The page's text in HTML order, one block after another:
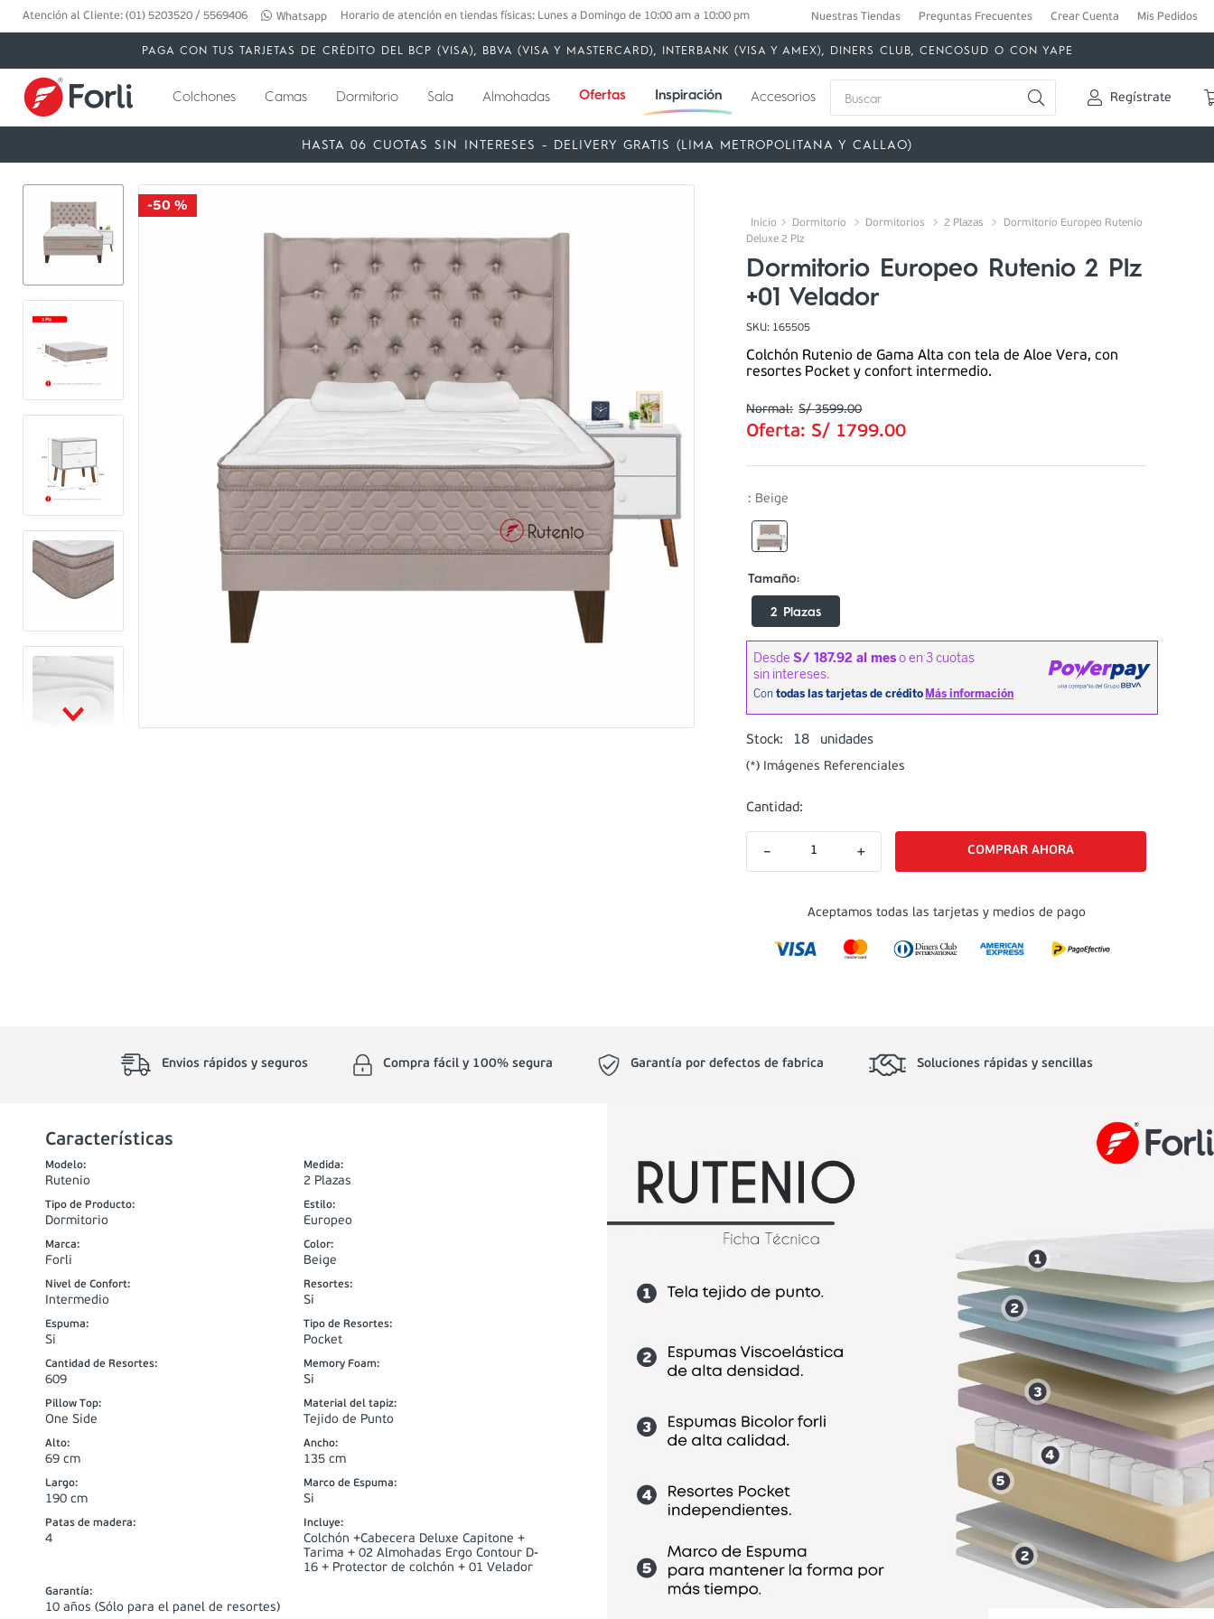
Atención al Cliente: (01) 5203520 / 5569406 Whatsapp Horario de atención en tiendas físicas: Lunes a Domingo de 10:00 am a 10:00 pm Nuestras Tiendas Preguntas Frecuentes Crear Cuenta Mis Pedidos
PAGA CON TUS TARJETAS DE CRÉDITO DEL BCP (VISA), BBVA (VISA Y MASTERCARD), INTERBANK (VISA Y AMEX), DINERS CLUB, CENCOSUD O CON YAPE
Colchones Camas Dormitorio Sala Almohadas Ofertas Inspiración Accesorios Regístrate
HASTA 06 CUOTAS SIN INTERESES - DELIVERY GRATIS (LIMA METROPOLITANA Y CALLAO)
-50 %
Dormitorio Dormitorios 2 Plazas
Dormitorio Europeo Rutenio
Deluxe 2 Plz
Dormitorio Europeo Rutenio 2 Plz
+01 Velador
SKU: 165505
Colchón Rutenio de Gama Alta con tela de Aloe Vera, con
resortes Pocket y confort intermedio.
S/ 3599.00
Oferta:S/ 1799.00
: Beige
2 Plazas
Stock: 18
unidades
(*) Imágenes Referenciales
Cantidad:
＋
－
Aceptamos todas las tarjetas y medios de pago
Envios rápidos y seguros Compra fácil y 100% segura Garantía por defectos de fabrica Soluciones rápidas y sencillas
Características
Modelo:
Rutenio
Medida:
2 Plazas
Tipo de Producto:
Dormitorio
Estilo:
Europeo
Marca:
Forli
Color:
Beige
Nivel de Confort:
Intermedio
Resortes:
Si
Espuma:
Si
Tipo de Resortes:
Pocket
Cantidad de Resortes:
609
Memory Foam:
Si
Pillow Top:
One Side
Material del tapiz:
Tejido de Punto
Alto:
69 cm
Ancho:
135 cm
Largo:
190 cm
Marco de Espuma:
Si
Patas de madera:
4
Incluye:
Colchón +Cabecera Deluxe Capitone +
Tarima + 02 Almohadas Ergo Contour D-
16 + Protector de colchón + 01 Velador
Garantía:
10 años (Sólo para el panel de resortes)